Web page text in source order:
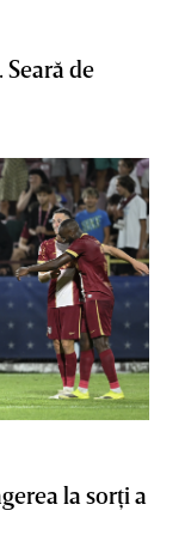
de
la sorţi a